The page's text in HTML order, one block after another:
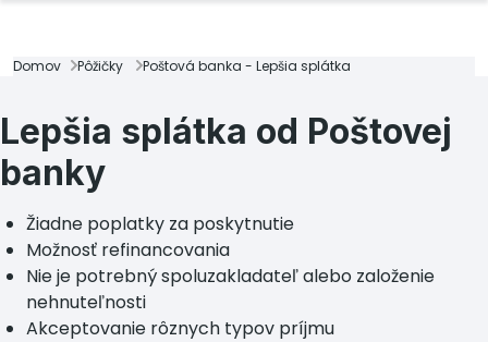
Domov Pôžičky Poštová banka - Lepšia splátka
Lepšia splátka od Poštovej
banky
Žiadne poplatky za poskytnutie
Možnosť refinancovania
Nie je potrebný spoluzakladateľ alebo založenie
nehnuteľnosti
Akceptovanie rôznych typov príjmu